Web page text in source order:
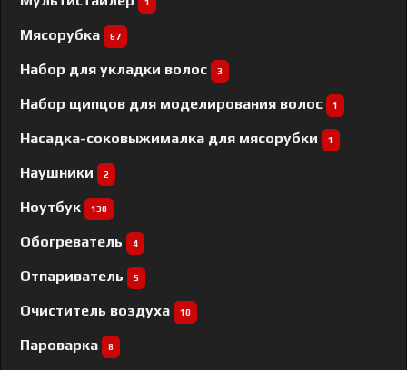
1
Мясорубка 67
Набор для укладки волос 3
Набор щипцов для моделирования волос 1
Насадка-соковыжималка для мясорубки 1
Наушники 2
Ноутбук 138
Обогреватель 4
Отпариватель 5
Очиститель воздуха 10
Пароварка 8